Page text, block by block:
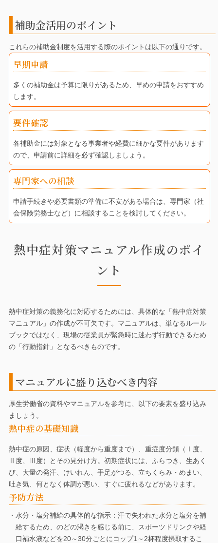
補助金活用のポイント
これらの補助金制度を活用する際のポイントは以下の通りです。
早期申請
多くの補助金は予算に限りがあるため、早めの申請をおすすめ
します。
要件確認
各補助金には対象となる事業者や経費に細かな要件があります
ので、申請前に詳細を必ず確認しましょう。
専門家への相談
申請手続きや必要書類の準備に不安がある場合は、専門家（社
会保険労務士など）に相談することを検討してください。
熱中症対策マニュアル作成のポイ
ント
熱中症対策の義務化に対応するためには、具体的な「熱中症対策
マニュアル」の作成が不可欠です。マニュアルは、単なるルール
ブックではなく、現場の従業員が緊急時に迷わず行動できるため
の「行動指針」となるべきものです。
マニュアルに盛り込むべき内容
厚生労働省の資料やマニュアルを参考に、以下の要素を盛り込み
ましょう。
熱中症の基礎知識
熱中症の原因、症状（軽度から重度まで）、重症度分類（Ⅰ度、
Ⅱ度、Ⅲ度）とその見分け方。初期症状には、ふらつき、生あく
び、大量の発汗、けいれん、手足がつる、立ちくらみ・めまい、
吐き気、何となく体調が悪い、すぐに疲れるなどがあります。
予防方法
・水分・塩分補給の具体的な指示：汗で失われた水分と塩分を補
給するため、のどの渇きを感じる前に、スポーツドリンクや経
口補水液などを20～30分ごとにコップ1～2杯程度摂取するこ